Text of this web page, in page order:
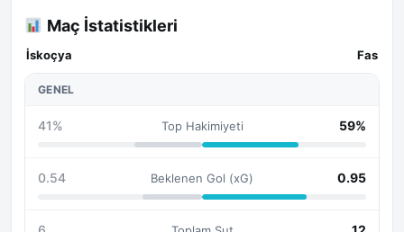
Maç İstatistikleri
İskoçya Fas
GENEL
41% Top Hakimiyeti 59%
0.54 Beklenen Gol (xG) 0.95